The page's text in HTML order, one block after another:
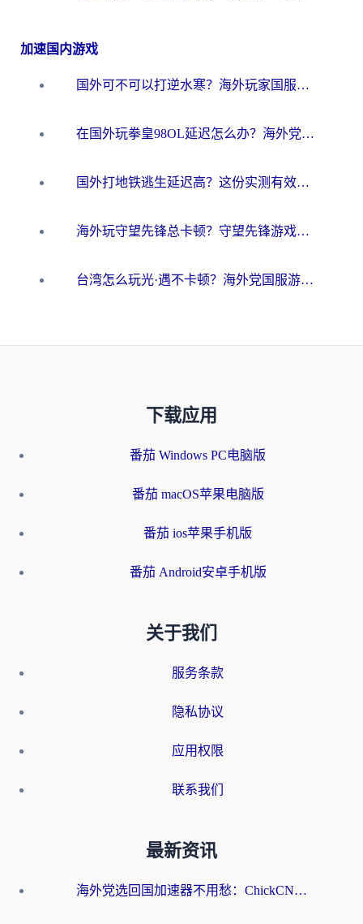
加速国内游戏
国外可不可以打逆水寒？海外玩家国服畅玩终极指南（附漫威荒野乱斗加速方案）
在国外玩拳皇98OL延迟怎么办？海外党亲测有效的低延迟指南
国外打地铁逃生延迟高？这份实测有效的低延迟指南帮你吃鸡
海外玩守望先锋总卡顿？守望先锋游戏加速器在哪里买&避坑指南（附欧洲非洲游戏实测）
台湾怎么玩光·遇不卡顿？海外党国服游戏加速终极攻略（附实测体验）
下载应用
番茄 Windows PC电脑版
番茄 macOS苹果电脑版
番茄 ios苹果手机版
番茄 Android安卓手机版
关于我们
服务条款
隐私协议
应用权限
联系我们
最新资讯
海外党选回国加速器不用愁：ChickCN和洞见哪个好？一篇搞定所有疑问